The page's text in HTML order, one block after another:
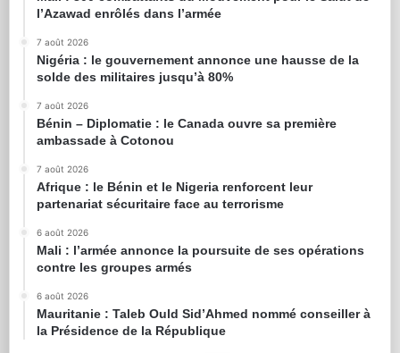
l’Azawad enrôlés dans l’armée
7 août 2026
Nigéria : le gouvernement annonce une hausse de la
solde des militaires jusqu’à 80%
7 août 2026
Bénin – Diplomatie : le Canada ouvre sa première
ambassade à Cotonou
7 août 2026
Afrique : le Bénin et le Nigeria renforcent leur
partenariat sécuritaire face au terrorisme
6 août 2026
Mali : l’armée annonce la poursuite de ses opérations
contre les groupes armés
6 août 2026
Mauritanie : Taleb Ould Sid’Ahmed nommé conseiller à
la Présidence de la République